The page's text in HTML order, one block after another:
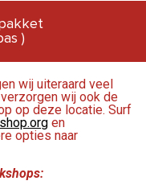
)
wij uiteraard veel
wij ook de
op deze locatie. Surf
en
opties naar